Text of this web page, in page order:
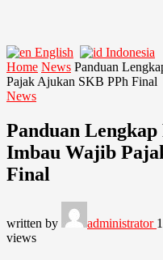
English
Indonesia
Home News Panduan
Pajak Ajukan SKB PPh Final
News
Panduan
Imbau Wajib
Final
written by administrator
views